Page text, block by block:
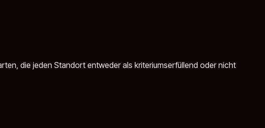
die jeden Standort entweder als kriteriumserfüllend oder nicht